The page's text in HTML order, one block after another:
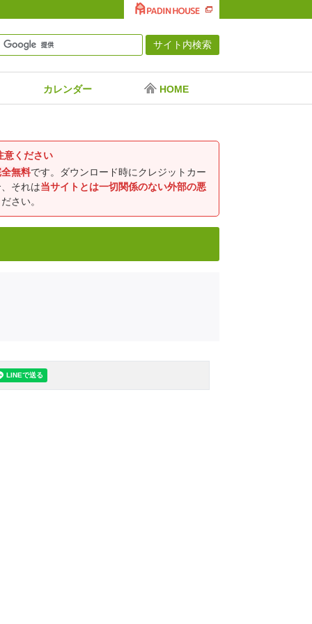
カレンダー HOME
意ください
無料です。ダウンロード時にクレジットカー
それは当サイトとは一切関係のない外部の悪
さい。